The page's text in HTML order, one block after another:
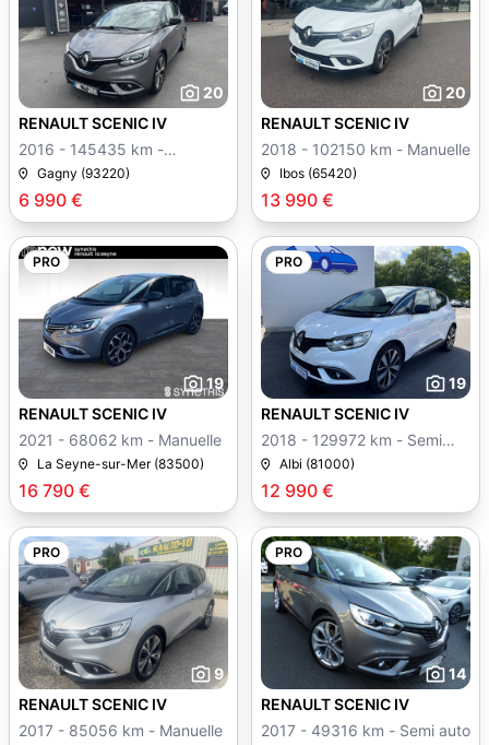
20
6 990 €
RENAULT SCENIC IV
2016 - 145435 km -
Manuelle
Gagny (93220)
20
13 990 €
RENAULT SCENIC IV
2018 - 102150 km - Manuelle
Ibos (65420)
PRO
19
16 790 €
RENAULT SCENIC IV
2021 - 68062 km - Manuelle
La Seyne-sur-Mer (83500)
PRO
19
12 990 €
RENAULT SCENIC IV
2018 - 129972 km - Semi
autoAlbi (81000)
PRO
9
RENAULT SCENIC IV
2017 - 85056 km - Manuelle
PRO
14
RENAULT SCENIC IV
2017 - 49316 km - Semi auto